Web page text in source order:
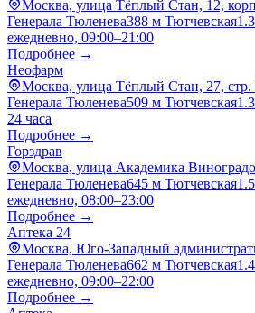
Москва, улица Тёплый Стан, 12,
Генерала Тюленева388 м Тютчевская
ежедневно, 09:00–21:00
Подробнее →
Неофарм
Москва, улица Тёплый Стан, 27, стр.
Генерала Тюленева509 м Тютчевская
24 часа
Подробнее →
Горздрав
Москва, улица Академика
Генерала Тюленева645 м Тютчевская
ежедневно, 08:00–23:00
Подробнее →
Аптека 24
Москва, Юго-Западный
Генерала Тюленева662 м Тютчевская
ежедневно, 09:00–22:00
Подробнее →